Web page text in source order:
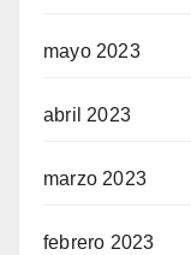
mayo 2023
abril 2023
marzo 2023
febrero 2023